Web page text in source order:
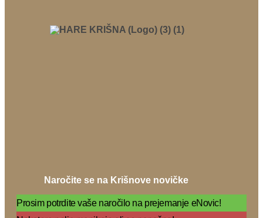
Naročite se na Krišnove novičke
Prosim potrdite vaše naročilo na prejemanje eNovic!